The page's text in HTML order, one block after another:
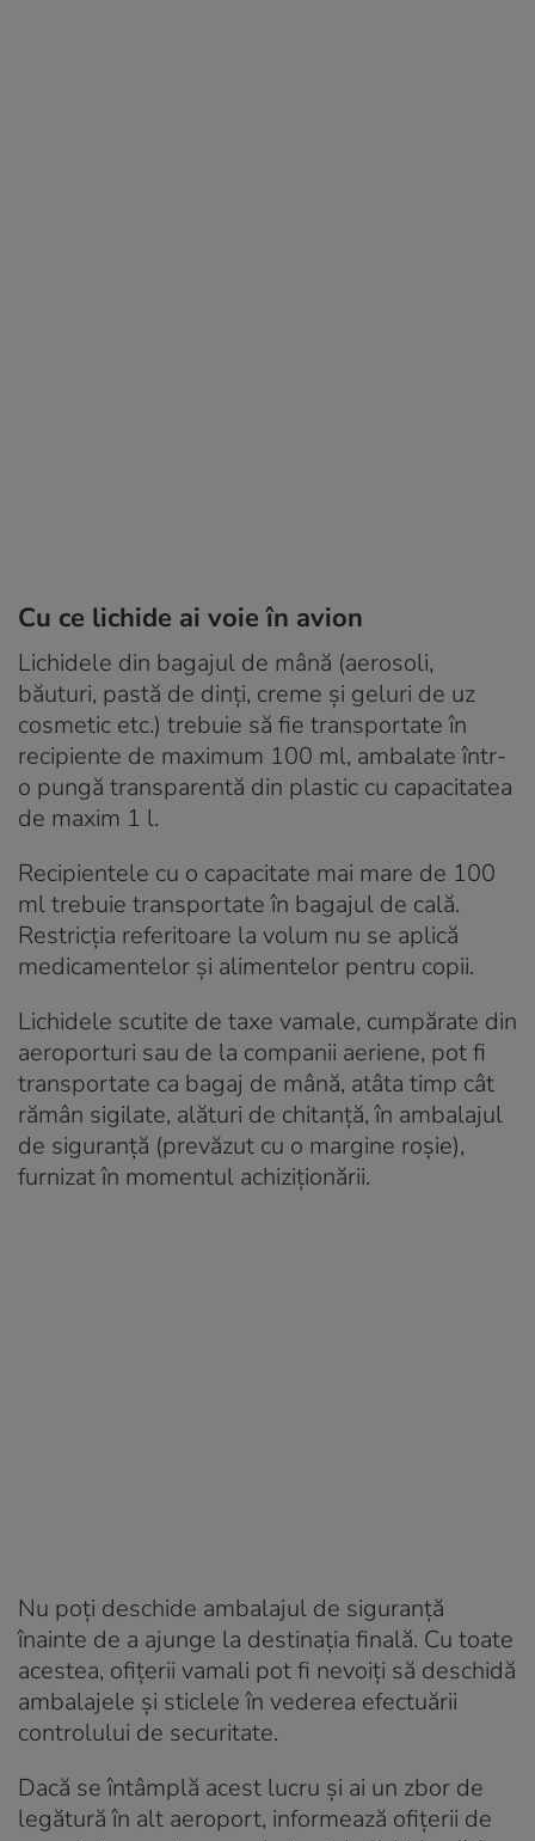
Cu ce lichide ai voie în avion
Lichidele din bagajul de mână (aerosoli,
băuturi, pastă de dinți, creme și geluri de uz
cosmetic etc.) trebuie să fie transportate în
recipiente de maximum 100 ml, ambalate într-
o pungă transparentă din plastic cu capacitatea
de maxim 1 l.
Recipientele cu o capacitate mai mare de 100
ml trebuie transportate în bagajul de cală.
Restricția referitoare la volum nu se aplică
medicamentelor și alimentelor pentru copii.
Lichidele scutite de taxe vamale, cumpărate din
aeroporturi sau de la companii aeriene, pot fi
transportate ca bagaj de mână, atâta timp cât
rămân sigilate, alături de chitanță, în ambalajul
de siguranță (prevăzut cu o margine roșie),
furnizat în momentul achiziționării.
Nu poți deschide ambalajul de siguranță
înainte de a ajunge la destinația finală. Cu toate
acestea, ofițerii vamali pot fi nevoiți să deschidă
ambalajele și sticlele în vederea efectuării
controlului de securitate.
Dacă se întâmplă acest lucru și ai un zbor de
legătură în alt aeroport, informează ofițerii de